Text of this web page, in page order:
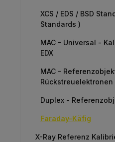
XCS / EDS / BSD
Standards )
MAC - Universal -
EDX
MAC -
Duplex -
Faraday-Käfig
X-Ray Referenz